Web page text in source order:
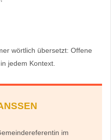
wörtlich übersetzt: Offene
jedem Kontext.
im